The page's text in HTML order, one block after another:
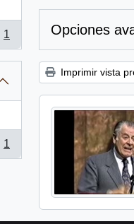
1
1
Opciones
Imprimir vista